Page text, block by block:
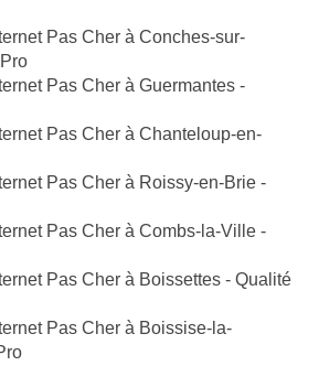
Pas Cher à Conches-sur-
Pas Cher à Guermantes -
Pas Cher à Chanteloup-en-
Pas Cher à Roissy-en-Brie -
Pas Cher à Combs-la-Ville -
Pas Cher à Boissettes - Qualité
Pas Cher à Boissise-la-